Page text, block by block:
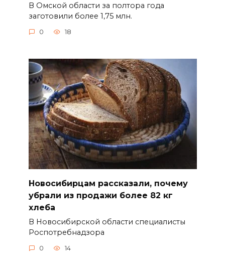
В Омской области за полтора года
заготовили более 1,75 млн.
0 18
Новосибирцам рассказали, почему
убрали из продажи более 82 кг
хлеба
В Новосибирской области специалисты
Роспотребнадзора
0 14